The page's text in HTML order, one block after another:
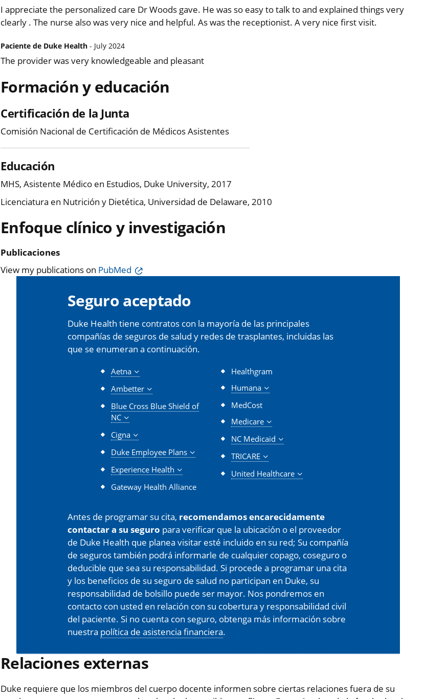
I appreciate the personalized care Dr Woods gave. He was so easy to talk to and explained things very
clearly . The nurse also was very nice and helpful. As was the receptionist. A very nice first visit.
Paciente de Duke Health - July 2024
The provider was very knowledgeable and pleasant
Formación y educación
Certificación de la Junta
Comisión Nacional de Certificación de Médicos Asistentes
Educación
MHS, Asistente Médico en Estudios, Duke University, 2017
Licenciatura en Nutrición y Dietética, Universidad de Delaware, 2010
Enfoque clínico y investigación
Publicaciones
View my publications on PubMed
Seguro aceptado
Duke Health tiene contratos con la mayoría de las principales
compañías de seguros de salud y redes de trasplantes, incluidas las
que se enumeran a continuación.
Aetna
Ambetter
Blue Cross Blue Shield of
NC
Cigna
Duke Employee Plans
Experience Health
Gateway Health Alliance
Healthgram
Humana
MedCost
Medicare
NC Medicaid
TRICARE
United Healthcare
Antes de programar su cita, recomendamos encarecidamente
contactar a su seguro para verificar que la ubicación o el proveedor
de Duke Health que planea visitar esté incluido en su red; Su compañía
de seguros también podrá informarle de cualquier copago, coseguro o
deducible que sea su responsabilidad. Si procede a programar una cita
y los beneficios de su seguro de salud no participan en Duke, su
responsabilidad de bolsillo puede ser mayor. Nos pondremos en
contacto con usted en relación con su cobertura y responsabilidad civil
del paciente. Si no cuenta con seguro, obtenga más información sobre
nuestra política de asistencia financiera.
Relaciones externas
Duke requiere que los miembros del cuerpo docente informen sobre ciertas relaciones fuera de su